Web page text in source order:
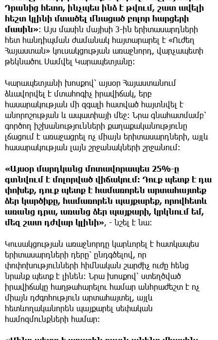
Դրանից հետո, ինչպես ինձ է թվում, շատ ավելի
հեշտ կլինի մտածել մնացած բոլոր հարցերի
մասին»։ Այս մասին մայիսի 3-ին երիտասարդների
հետ հանդիպման ժամանակ հայտարարել է «Ուժեղ
Հայաստան» կուսակցության առաջնորդ, վարչապետի
թեկնածու Սամվել Կարապետյանը։
Կարապետյանի խոսքով՝ այսօր Հայաստանում
ձևավորվել է մտահոգիչ իրավիճակ, երբ
հասարակության մի զգալի հատված հայտնվել է
անորոշության և ապատիայի մեջ։ Նրա գնահատմամբ՝
գործող իշխանությունների քաղաքականությունը
լճացում է առաջացրել ոչ միայն երիտասարդների, այլև
հասարակության լայն շրջանակների շրջանում։
«Այսօր մարդկանց մոտավորապես 25%-ը
գտնվում է մոլորված վիճակում։ Դուք պետք է դա
փոխեք, դուք պետք է համառորեն արտահայտեք
ձեր կարծիքը, համառորեն պայքարեք, որովհետև
առանց դրա, առանց ձեր պայքարի, կրկնում եմ,
մեզ շատ դժվար կլինի», - նշել է նա։
Կուսակցության առաջնորդը կարևորել է հատկապես
երիտասարդների դերը՝ ընդգծելով, որ
փոփոխությունների հիմնական շարժիչ ուժը հենց
նրանք պետք է լինեն։ Նրա խոսքով՝ ստեղծված
իրավիճակը հաղթահարելու համար անհրաժեշտ է ոչ
միայն դժգոհություն արտահայտել, այլև
հետևողականորեն պայքարել սեփական
համոզմունքների համար։